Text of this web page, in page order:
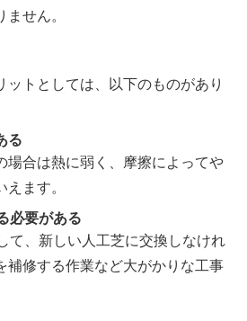
せん。
ットとしては、以下のものがあり
る
場合は熱に弱く、摩擦によってや
ます。
必要がある
て、新しい人工芝に交換しなけれ
補修する作業など大がかりな工事